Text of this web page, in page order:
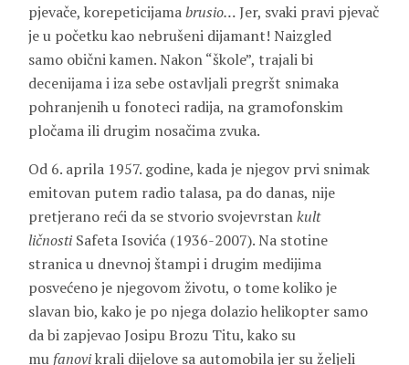
pjevače, korepeticijamabrusio…Jer, svaki pravi pjevač
je u početku kao nebrušeni dijamant! Naizgled
samo obični kamen. Nakon “škole”, trajali bi
decenijama i iza sebe ostavljali pregršt snimaka
pohranjenih u fonoteci radija, na gramofonskim
pločama ili drugim nosačima zvuka.
Od 6. aprila 1957. godine, kada je njegov prvi snimak
emitovan putem radio talasa, pa do danas, nije
pretjerano reći da se stvorio svojevrstankult
ličnostiSafeta Isovića (1936-2007). Na stotine
stranica u dnevnoj štampi i drugim medijima
posvećeno je njegovom životu, o tome koliko je
slavan bio, kako je po njega dolazio helikopter samo
da bi zapjevao Josipu Brozu Titu, kako su
mu fanovikrali dijelove sa automobila jer su željeli